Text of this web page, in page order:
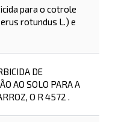
para o cotrole
rotundus L.) e
DE
AO SOLO PARA A
O R 4572 .